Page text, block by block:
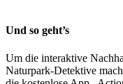
Und so geht’s
Um die interaktive
Naturpark-Detektive